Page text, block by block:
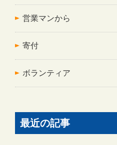
営業マンから
寄付
ボランティア
最近の記事